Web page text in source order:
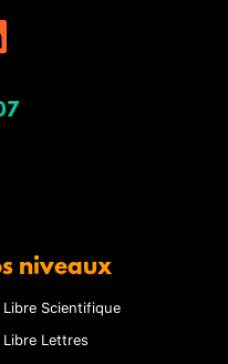
niveaux
Libre Scientifique
Lettres